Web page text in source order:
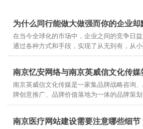
为什么同行能做大做强而你的企业却
在当今全球化的市场中，企业之间的竞争日
通过各种方式和手段，实现了从无到有，从
间家喻户晓。然而，为什么有些企业却仍然
南京忆安网络与南京英威信文化传媒
南京英威信文化传媒是一家集品牌战略咨询
牌创意推广、品牌价值落地为一体的品牌策
提供品牌定位和品牌设计 坚持专项调研，精
一种认可
南京医疗网站建设需要注意哪些细节